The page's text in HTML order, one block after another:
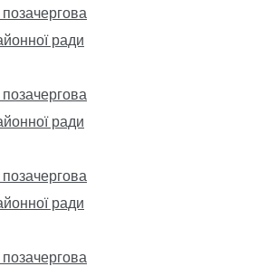
ради
ради
ради